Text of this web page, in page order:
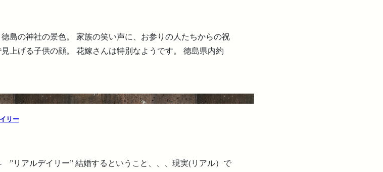
島の神社の景色。 家族の笑い声に、お参りの人たちからの祝
上げる子供の顔。 花嫁さんは特別なようです。 徳島県内約
リー
”リアルデイリー” 結婚するということ、、、現実(リアル）で